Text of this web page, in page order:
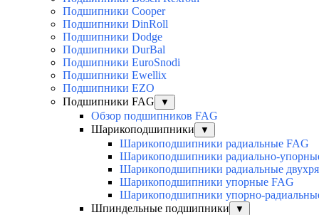
Подшипники Cooper
Подшипники DinRoll
Подшипники Dodge
Подшипники DurBal
Подшипники EuroSnodi
Подшипники Ewellix
Подшипники EZO
Подшипники FAG
▼
Обзор подшипников FAG
Шарикоподшипники
▼
Шарикоподшипники радиальные FAG
Шарикоподшипники радиально-
Шарикоподшипники радиальные
Шарикоподшипники упорные FAG
Шарикоподшипники упорно-
Шпиндельные подшипники
▼